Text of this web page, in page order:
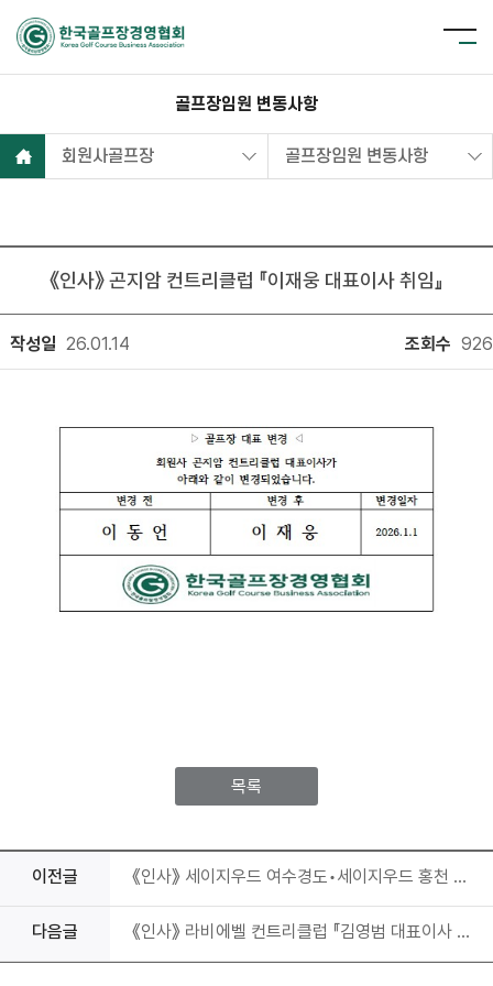
골프장임원 변동사항
회원사골프장 골프장임원 변동사항
《인사》 곤지암 컨트리클럽 『이재웅 대표이사 취임』
작성일 26.01.14 조회수 926
목록
이전글 《인사》 세이지우드 여수경도•세이지우드 홍천 컨트리클럽 『채창선 대표이사 취임』
다음글 《인사》 라비에벨 컨트리클럽 『김영범 대표이사 취임』